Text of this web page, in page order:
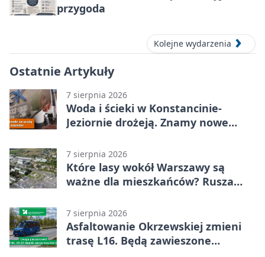
przygoda
Kolejne wydarzenia
Ostatnie Artykuły
7 sierpnia 2026
Woda i ścieki w Konstancinie-
Jeziornie drożeją. Znamy nowe
7 sierpnia 2026
Które lasy wokół Warszawy są
ważne dla mieszkańców? Rusza
7 sierpnia 2026
Asfaltowanie Okrzewskiej zmieni
trasę L16. Będą zawieszone